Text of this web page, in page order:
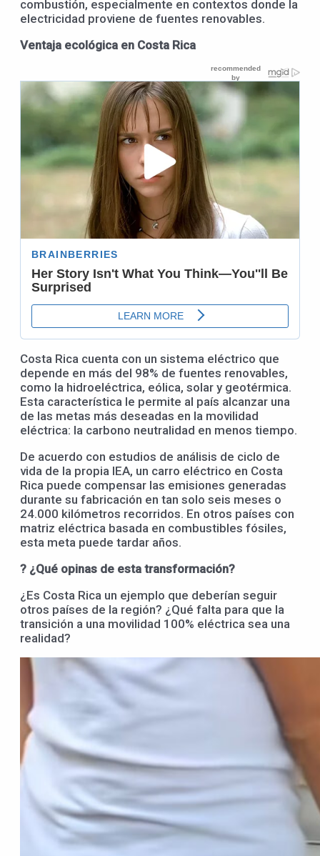
combustión, especialmente en contextos donde la
electricidad proviene de fuentes renovables.
Ventaja ecológica en Costa Rica
Costa Rica cuenta con un sistema eléctrico que
depende en más del 98% de fuentes renovables,
como la hidroeléctrica, eólica, solar y geotérmica.
Esta característica le permite al país alcanzar una
de las metas más deseadas en la movilidad
eléctrica: la carbono neutralidad en menos tiempo.
De acuerdo con estudios de análisis de ciclo de
vida de la propia IEA, un carro eléctrico en Costa
Rica puede compensar las emisiones generadas
durante su fabricación en tan solo seis meses o
24.000 kilómetros recorridos. En otros países con
matriz eléctrica basada en combustibles fósiles,
esta meta puede tardar años.
? ¿Qué opinas de esta transformación?
¿Es Costa Rica un ejemplo que deberían seguir
otros países de la región? ¿Qué falta para que la
transición a una movilidad 100% eléctrica sea una
realidad?